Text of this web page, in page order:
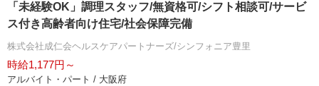
「未経験OK」調理スタッフ/無資格可/シフト相談可/サービ
ス付き高齢者向け住宅/社会保障完備
株式会社成仁会ヘルスケアパートナーズ/シンフォニア豊里
時給1,177円～
アルバイト・パート / 大阪府